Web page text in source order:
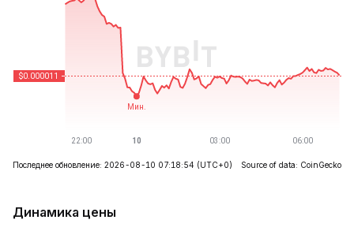
Последнее обновление: 2026-08-10 07:18:54 (UTC+0) Source of data: CoinGecko
Динамика цены